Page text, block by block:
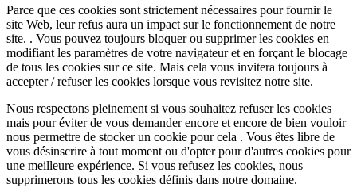
Parce que ces cookies sont strictement nécessaires pour fournir le
site Web, leur refus aura un impact sur le fonctionnement de notre
site. . Vous pouvez toujours bloquer ou supprimer les cookies en
modifiant les paramètres de votre navigateur et en forçant le blocage
de tous les cookies sur ce site. Mais cela vous invitera toujours à
accepter / refuser les cookies lorsque vous revisitez notre site.
Nous respectons pleinement si vous souhaitez refuser les cookies
mais pour éviter de vous demander encore et encore de bien vouloir
nous permettre de stocker un cookie pour cela . Vous êtes libre de
vous désinscrire à tout moment ou d'opter pour d'autres cookies pour
une meilleure expérience. Si vous refusez les cookies, nous
supprimerons tous les cookies définis dans notre domaine.